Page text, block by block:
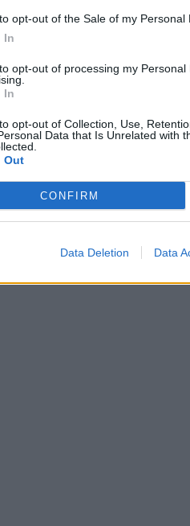
opt-out of the Sale of my Personal
In
opt-out of processing my Personal
In
opt-out of Collection, Use,
Data that Is Unrelated with
Out
CONFIRM
Data Deletion Data